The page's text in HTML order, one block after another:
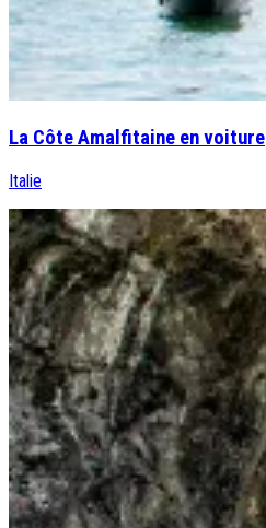
La Côte Amalfitaine en voiture
Italie